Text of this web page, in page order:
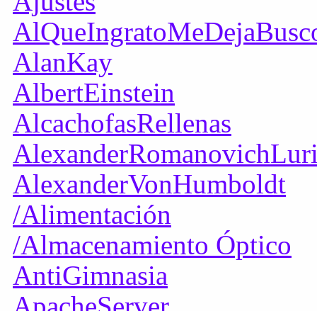
AlanKay
AlbertEinstein
AlcachofasRellenas
AlexanderVonHumboldt
/Alimentación
/Almacenamiento Óptico
AntiGimnasia